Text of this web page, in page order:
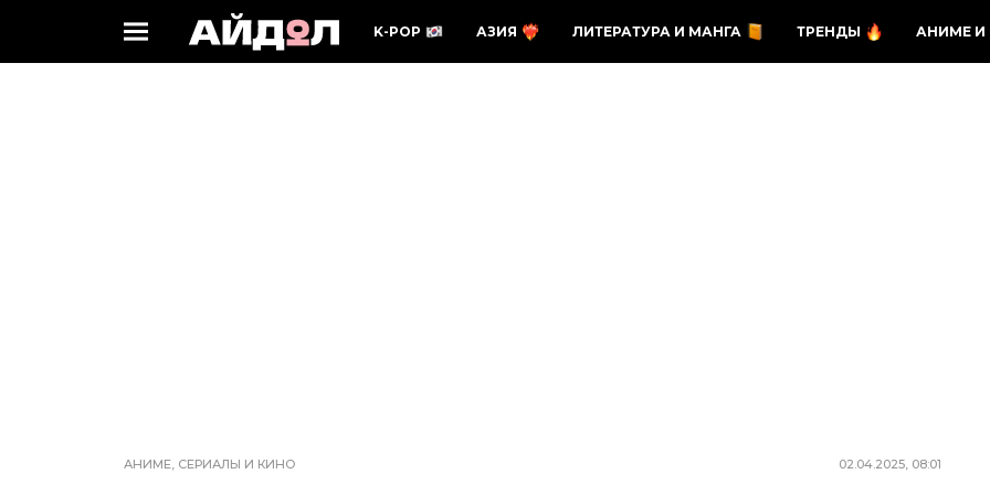
K-POP АЗИЯ ЛИТЕРАТУРА И МАНГА ТРЕНДЫ АНИМЕ И
АНИМЕ, СЕРИАЛЫ И КИНО 02.04.2025, 08:01